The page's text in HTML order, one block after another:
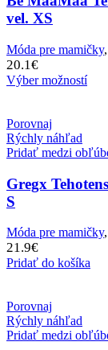
vel. XS
Móda pre mamičky,
20.1€
Výber možností
Porovnaj
Rýchly náhľad
Pridať medzi
Gregx
S
Móda pre mamičky,
21.9€
Pridať do košíka
Porovnaj
Rýchly náhľad
Pridať medzi